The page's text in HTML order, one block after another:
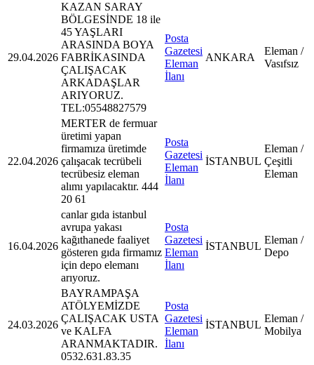
29.04.2026
KAZAN SARAY
BÖLGESİNDE 18 ile
45 YAŞLARI
ARASINDA BOYA
FABRİKASINDA
ÇALIŞACAK
ARKADAŞLAR
ARIYORUZ.
TEL:05548827579
Posta
Gazetesi
Eleman
İlanı
ANKARA
Eleman /
Vasıfsız
22.04.2026
MERTER de fermuar
üretimi yapan
firmamıza üretimde
çalışacak tecrübeli
tecrübesiz eleman
alımı yapılacaktır. 444
20 61
Posta
Gazetesi
Eleman
İlanı
İSTANBUL
Eleman /
Çeşitli
Eleman
16.04.2026
canlar gıda istanbul
avrupa yakası
kağıthanede faaliyet
gösteren gıda firmamız
için depo elemanı
arıyoruz.
Posta
Gazetesi
Eleman
İlanı
İSTANBUL
Eleman /
Depo
24.03.2026
BAYRAMPAŞA
ATÖLYEMİZDE
ÇALIŞACAK USTA
ve KALFA
ARANMAKTADIR.
0532.631.83.35
Posta
Gazetesi
Eleman
İlanı
İSTANBUL
Eleman /
Mobilya